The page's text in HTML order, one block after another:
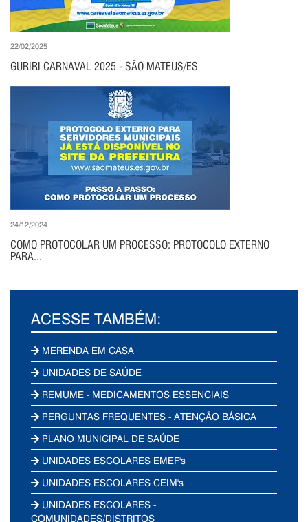
22/02/2025
GURIRI CARNAVAL 2025 - SÃO MATEUS/ES
24/12/2024
COMO PROTOCOLAR UM PROCESSO: PROTOCOLO EXTERNO
PARA...
ACESSE TAMBÉM:
MERENDA EM CASA
UNIDADES DE SAÚDE
REMUME - MEDICAMENTOS ESSENCIAIS
PERGUNTAS FREQUENTES - ATENÇÃO BÁSICA
PLANO MUNICIPAL DE SAÚDE
UNIDADES ESCOLARES EMEF's
UNIDADES ESCOLARES CEIM's
UNIDADES ESCOLARES -
COMUNIDADES/DISTRITOS